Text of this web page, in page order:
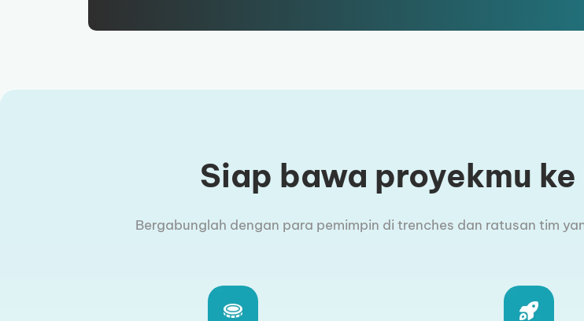
Siap bawa proyekmu
Bergabunglah dengan para pemimpin di trenches dan ratusan tim